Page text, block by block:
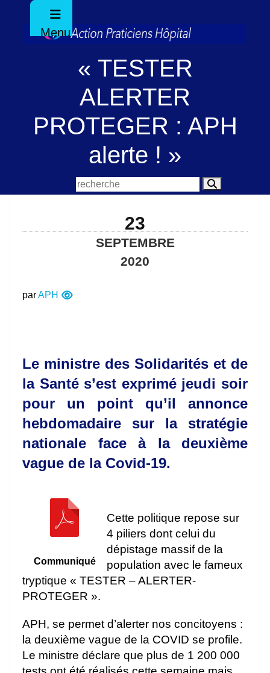
Menu
« TESTER
ALERTER
PROTEGER : APH
alerte ! »
23
SEPTEMBRE
2020
parAPH
Le ministre des Solidarités et de
la Santé s’est exprimé jeudi soir
pour un point qu’il annonce
hebdomadaire sur la stratégie
nationale face à la deuxième
vague de la Covid-19.
Communiqué
Cette politique repose sur
4 piliers dont celui du
dépistage massif de la
population avec le fameux
tryptique « TESTER – ALERTER-
PROTEGER ».
APH, se permet d’alerter nos concitoyens :
la deuxième vague de la COVID se profile.
Le ministre déclare que plus de 1 200 000